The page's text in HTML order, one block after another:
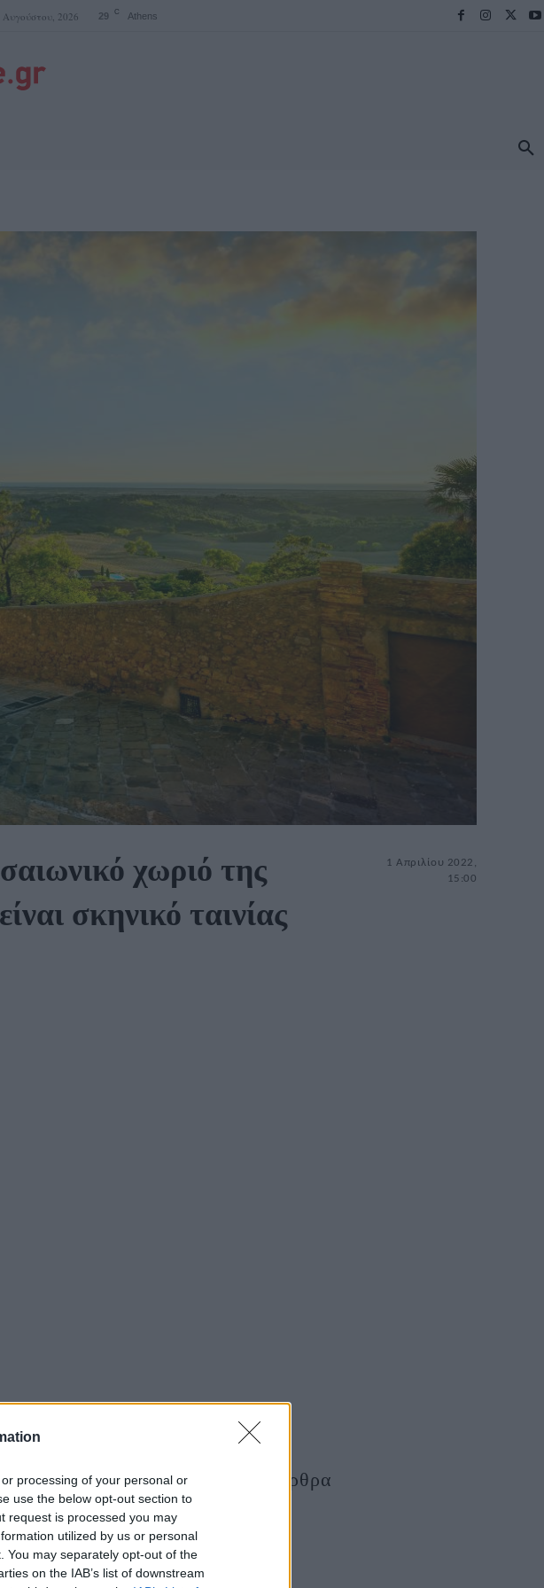
processing of your personal or
use the below opt-out section to
request is processed you may
utilized by us or personal
You may separately opt-out of the
on the IAB’s list of downstream
2026 29 C Athens
χωριό της
σκηνικό ταινίας
1 Απριλίου 2022,
15:00
για τον
Βρίσκεται
της
κανείς το πόδι
το άγνωστο
Τελευταία Άρθρα